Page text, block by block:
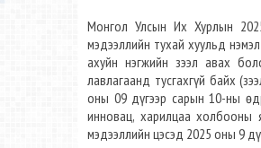
Монгол Улсын Их Хурлын
мэдээллийн тухай хуульд
ахуйн нэгжийн зээл авах
лавлагаанд тусгахгүй байх
оны 09 дүгээр сарын 10-ны
инновац, харилцаа холбооны
мэдээллийн цэсэд 2025 оны 9